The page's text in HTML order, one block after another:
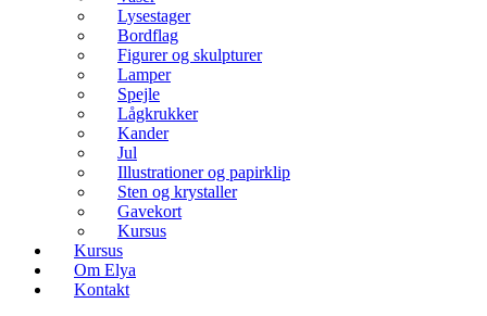
Lysestager
Bordflag
Figurer og skulpturer
Lamper
Spejle
Lågkrukker
Kander
Jul
Illustrationer og papirklip
Sten og krystaller
Gavekort
Kursus
Kursus
Om Elya
Kontakt